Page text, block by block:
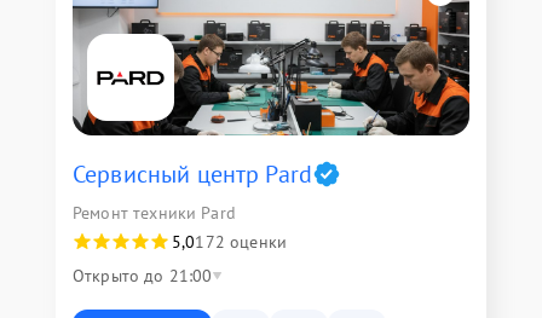
Сервисный центр Pard
Ремонт техники Pard
5,0172 оценки
Открыто до 21:00